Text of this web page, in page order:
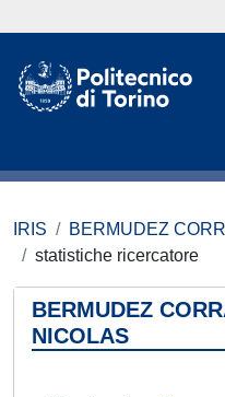
IRIS
BERMUDEZ
statistiche ricercatore
BERMUDEZ
NICOLAS